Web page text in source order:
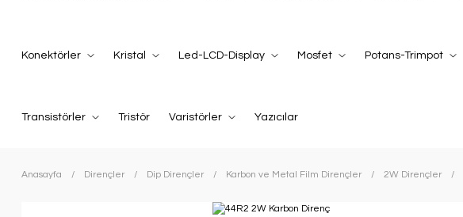
Konektörler Kristal Led-LCD-Display Mosfet Potans-Trimpot
Transistörler Tristör Varistörler Yazıcılar
Anasayfa Dirençler Dip Dirençler Karbon ve Metal Film Dirençler 2W Dirençler